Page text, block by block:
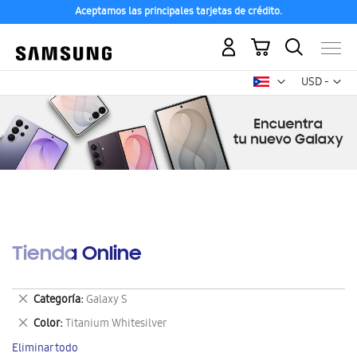
Aceptamos las principales tarjetas de crédito.
USD -
dólar
Mi carrito
Tienda Online
Categoría Galaxy S
Eliminar
este
artículo
Color Titanium Whitesilver
Eliminar
este
Eliminar todo